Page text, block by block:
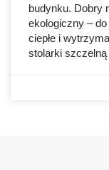
budynku. Dobry
ekologiczny –
ciepłe i
stolarki